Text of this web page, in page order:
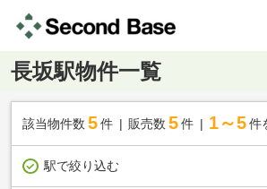
長坂駅物件一覧
該当物件数 5件 販売数 5 件 1～5 件
駅で絞り込む